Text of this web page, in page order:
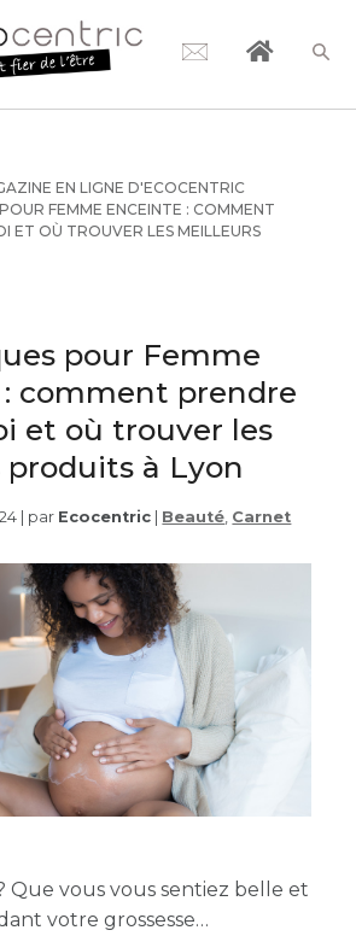
EN LIGNE D'ECOCENTRIC
FEMME ENCEINTE : COMMENT
ET OÙ TROUVER LES MEILLEURS
pour Femme
comment prendre
et où trouver les
à Lyon
| par Ecocentric Beauté Carnet
Que vous vous sentiez belle et
votre grossesse